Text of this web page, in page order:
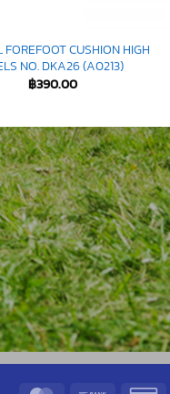
CUSHION HIGH
NO. DKA26 (A0213)
฿390.00